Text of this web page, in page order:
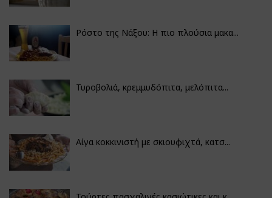
Ρόστο της Νάξου: Η πιο πλούσια μακα...
Τυροβολιά, κρεμμυδόπιτα, μελόπιτα...
Αίγα κοκκινιστή με σκιουφιχτά, κατσ...